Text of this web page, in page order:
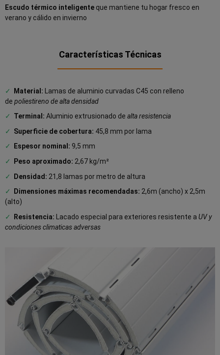
Escudo térmico inteligente que mantiene tu hogar fresco en
verano y cálido en invierno
Características Técnicas
✓ Material: Lamas de aluminio curvadas C45 con relleno
de poliestireno de alta densidad
✓
Terminal: Aluminio extrusionado de alta resistencia
✓
Superficie de cobertura: 45,8 mm por lama
✓
Espesor nominal: 9,5 mm
✓
Peso aproximado: 2,67 kg/m²
✓
Densidad: 21,8 lamas por metro de altura
✓
Dimensiones máximas recomendadas: 2,6m (ancho) x 2,5m
(alto)
✓
Resistencia: Lacado especial para exteriores resistente a UV y
condiciones climaticas adversas